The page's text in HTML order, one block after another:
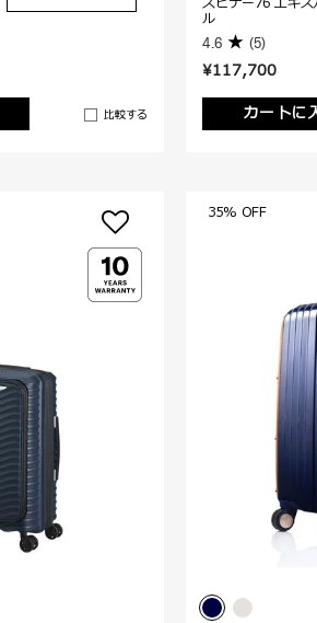
比較する
¥117,700
カートに
ル
4.6 (5)
35% OFF